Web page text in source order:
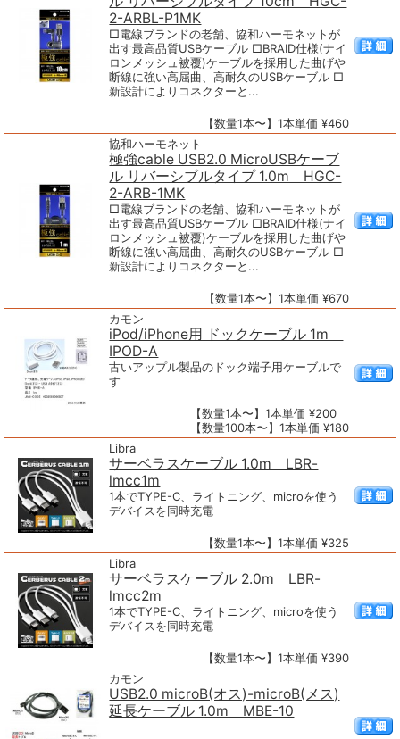
2-ARBL-P1MK
□電線ブランドの老舗、協和ハーモネットが
出す最高品質USBケーブル □BRAID仕様(ナイ
ロンメッシュ被覆)ケーブルを採用した曲げや
断線に強い高屈曲、高耐久のUSBケーブル □
新設計によりコネクターと...
【数量1本〜】1本単価 ¥460
協和ハーモネット
極強cable USB2.0 MicroUSBケーブ
ル リバーシブルタイプ 1.0m HGC-
2-ARB-1MK
□電線ブランドの老舗、協和ハーモネットが
出す最高品質USBケーブル □BRAID仕様(ナイ
ロンメッシュ被覆)ケーブルを採用した曲げや
断線に強い高屈曲、高耐久のUSBケーブル □
新設計によりコネクターと...
【数量1本〜】1本単価 ¥670
カモン
iPod/iPhone用 ドックケーブル 1m
IPOD-A
古いアップル製品のドック端子用ケーブルで
す
【数量1本〜】1本単価 ¥200
【数量100本〜】1本単価 ¥180
Libra
サーベラスケーブル 1.0m LBR-
lmcc1m
1本でTYPE-C、ライトニング、microを使う
デバイスを同時充電
【数量1本〜】1本単価 ¥325
Libra
サーベラスケーブル 2.0m LBR-
lmcc2m
1本でTYPE-C、ライトニング、microを使う
デバイスを同時充電
【数量1本〜】1本単価 ¥390
カモン
USB2.0 microB(オス)-microB(メス)
延長ケーブル 1.0m MBE-10